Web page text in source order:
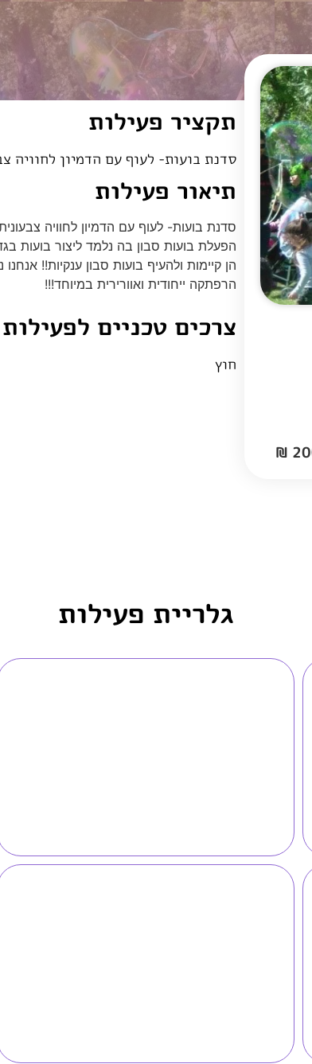
תקציר פעילות
סדנת בועות- לעוף עם הדמיון לחוויה
תיאור פעילות
סדנת בועות- לעוף עם הדמיון לחוויה
הפעלת בועות סבון בה נלמד ליצור בועות
הן קיימות ולהעיף בועות סבון ענקיות!!
הרפתקה ייחודית ואוורירית במיוחד!!!
צרכים טכניים לפעילות
חוץ
גלריית פעילות